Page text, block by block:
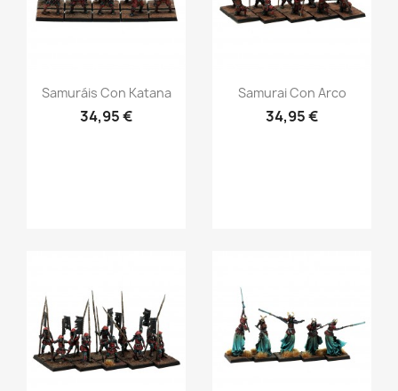
Vista rápida
Samuráis Con Katana
34,95 €
Vista rápida
Samurai Con Arco
34,95 €